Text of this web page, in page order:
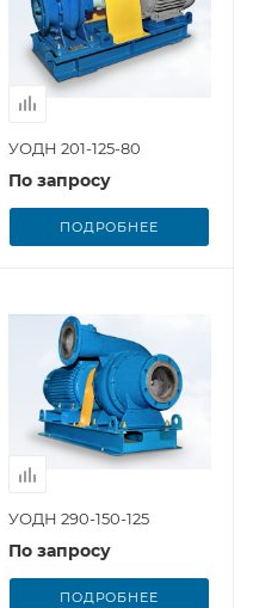
УОДН 201-125-80
По запросу
ПОДРОБНЕЕ
УОДН 290-150-125
По запросу
ПОДРОБНЕЕ